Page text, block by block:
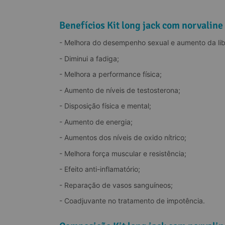
Benefícios Kit long jack com norvaline
- Melhora do desempenho sexual e aumento da
- Diminui a fadiga;
- Melhora a performance física;
- Aumento de níveis de testosterona;
- Disposição física e mental;
- Aumento de energia;
- Aumentos dos níveis de oxido nítrico;
- Melhora força muscular e resistência;
- Efeito anti-inflamatório;
- Reparação de vasos sanguíneos;
- Coadjuvante no tratamento de impotência.